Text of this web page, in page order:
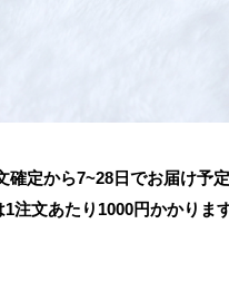
確定から7~28日でお届け予定
1注文あたり 1000円かかりま